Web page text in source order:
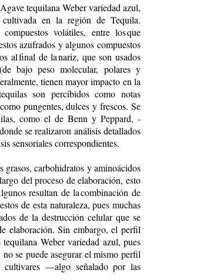
tequilana Weber variedad azul,
cultivada en la región de Tequila.
volátiles, entre los que
azufrados y algunos compuestos
­al final de la nariz, que son usados
bajo peso molecular, polares y
tienen mayor impacto en la
son percibidos como notas
pungentes, dulces y frescos. Se
como el de Benn y Peppard,
se realizaron análisis detallados
sensoriales correspondientes.
grasos, carbohidratos y aminoácidos
del proceso de elaboración, esto
resultan de la combinación de
de esta naturaleza, pues muchas
de la destrucción celular que se
elaboración. Sin embargo, el perfil
Weber variedad azul, pues
se puede asegurar el mismo perfil
—algo señalado por las